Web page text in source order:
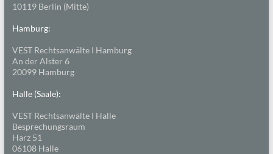
10119 Berlin (Mitte)
Hamburg:
VEST Rechtsanwälte I Hamburg
An der Alster 6
20099 Hamburg
Halle (Saale):
VEST Rechtsanwälte I Halle
Besprechungsraum
Harz 51
06108 Halle